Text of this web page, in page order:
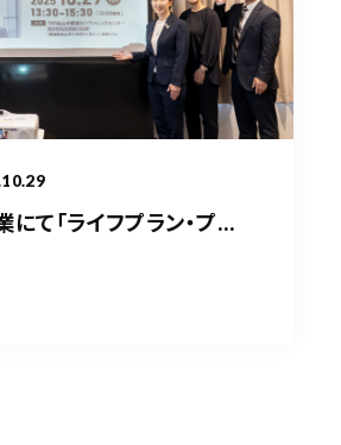
て「ライフプラン・プ...